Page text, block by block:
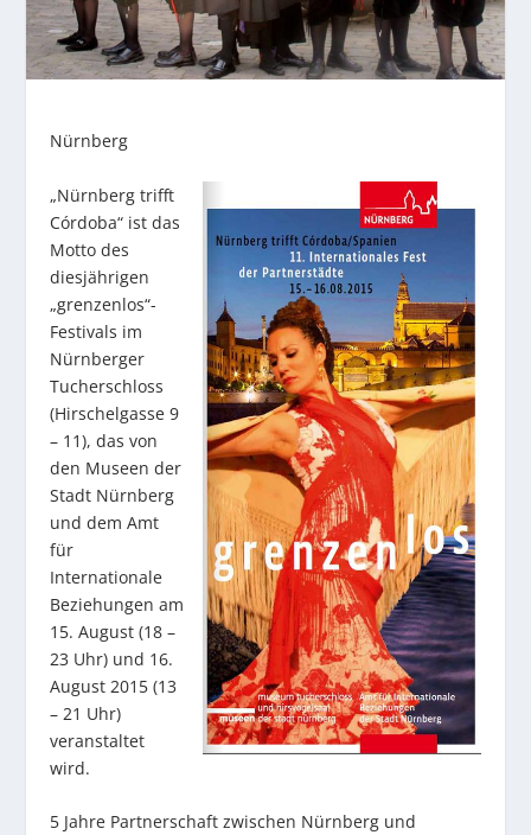
Nürnberg
„Nürnberg trifft
Córdoba“ ist das
Motto des
diesjährigen
„grenzenlos“-
Festivals im
Nürnberger
Tucherschloss
(Hirschelgasse 9
– 11), das von
den Museen der
Stadt Nürnberg
und dem Amt
für
Internationale
Beziehungen am
15. August (18 –
23 Uhr) und 16.
August 2015 (13
– 21 Uhr)
veranstaltet
wird.
5 Jahre Partnerschaft zwischen Nürnberg und